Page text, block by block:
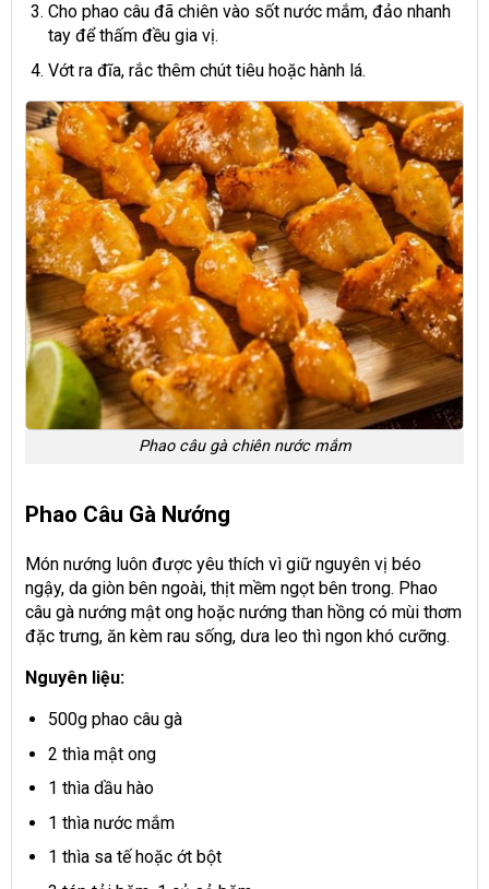
Cho phao câu đã chiên vào sốt nước mắm, đảo nhanh
tay để thấm đều gia vị.
Vớt ra đĩa, rắc thêm chút tiêu hoặc hành lá.
Phao câu gà chiên nước mắm
Phao Câu Gà Nướng
Món nướng luôn được yêu thích vì giữ nguyên vị béo
ngậy, da giòn bên ngoài, thịt mềm ngọt bên trong. Phao
câu gà nướng mật ong hoặc nướng than hồng có mùi thơm
đặc trưng, ăn kèm rau sống, dưa leo thì ngon khó cưỡng.
Nguyên liệu:
500g phao câu gà
2 thìa mật ong
1 thìa dầu hào
1 thìa nước mắm
1 thìa sa tế hoặc ớt bột